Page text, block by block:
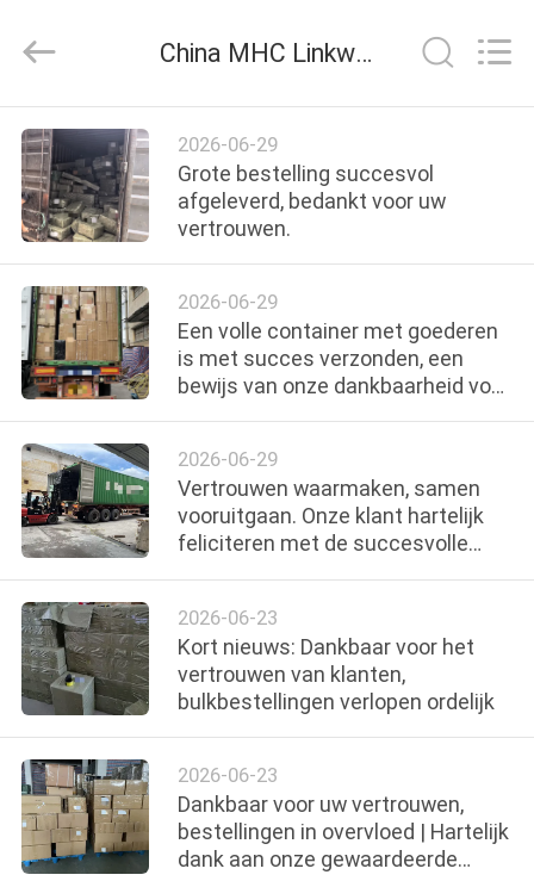
HUIS
PRODUCTEN
ONGEVEER
ONS
FABRIEKSREIS
KWALITEITSCONTROLE
NEEM
CONTACT
OP
VERZOEK
OM
EEN
CITAAT
Limited.
China MHC Linkway Auto Parts Limited bedrijf nieuws
2026-06-29
Grote bestelling succesvol
afgeleverd, bedankt voor uw
vertrouwen.
2026-06-29
Een volle container met goederen
is met succes verzonden, een
bewijs van onze dankbaarheid voor
2026-06-29
Vertrouwen waarmaken, samen
vooruitgaan. Onze klant hartelijk
feliciteren met de succesvolle
2026-06-23
Kort nieuws: Dankbaar voor het
vertrouwen van klanten,
bulkbestellingen verlopen ordelijk
2026-06-23
Dankbaar voor uw vertrouwen,
bestellingen in overvloed | Hartelijk
dank aan onze gewaardeerde